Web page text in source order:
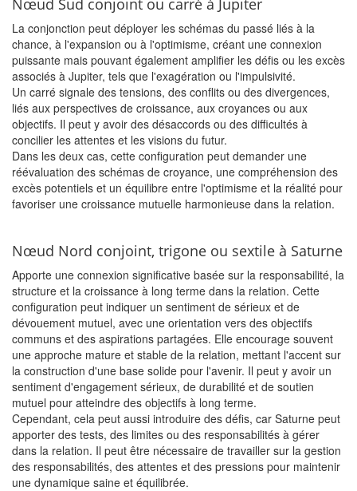
Nœud Sud conjoint ou carré à Jupiter
La conjonction peut déployer les schémas du passé liés à la
chance, à l'expansion ou à l'optimisme, créant une connexion
puissante mais pouvant également amplifier les défis ou les excès
associés à Jupiter, tels que l'exagération ou l'impulsivité.
Un carré signale des tensions, des conflits ou des divergences,
liés aux perspectives de croissance, aux croyances ou aux
objectifs. Il peut y avoir des désaccords ou des difficultés à
concilier les attentes et les visions du futur.
Dans les deux cas, cette configuration peut demander une
réévaluation des schémas de croyance, une compréhension des
excès potentiels et un équilibre entre l'optimisme et la réalité pour
favoriser une croissance mutuelle harmonieuse dans la relation.
Nœud Nord conjoint, trigone ou sextile à Saturne
Apporte une connexion significative basée sur la responsabilité, la
structure et la croissance à long terme dans la relation. Cette
configuration peut indiquer un sentiment de sérieux et de
dévouement mutuel, avec une orientation vers des objectifs
communs et des aspirations partagées. Elle encourage souvent
une approche mature et stable de la relation, mettant l'accent sur
la construction d'une base solide pour l'avenir. Il peut y avoir un
sentiment d'engagement sérieux, de durabilité et de soutien
mutuel pour atteindre des objectifs à long terme.
Cependant, cela peut aussi introduire des défis, car Saturne peut
apporter des tests, des limites ou des responsabilités à gérer
dans la relation. Il peut être nécessaire de travailler sur la gestion
des responsabilités, des attentes et des pressions pour maintenir
une dynamique saine et équilibrée.